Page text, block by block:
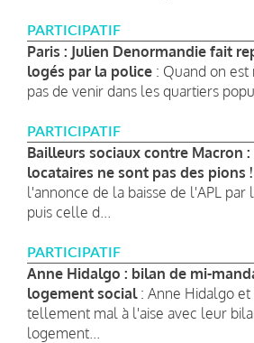
PARTICIPATIF
Paris : Julien Denormandie fait
logés par la police : Quand on
pas de venir dans les quartiers
PARTICIPATIF
Bailleurs sociaux contre Macron
locataires ne sont pas des pions !
l'annonce de la baisse de l'APL
puis celle d...
PARTICIPATIF
Anne Hidalgo : bilan de mi-
logement social: Anne Hidalgo et
tellement mal à l'aise avec leur
logement...